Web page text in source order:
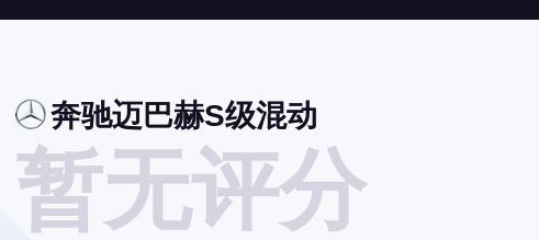
奔驰迈巴赫S级混动
暂无评分